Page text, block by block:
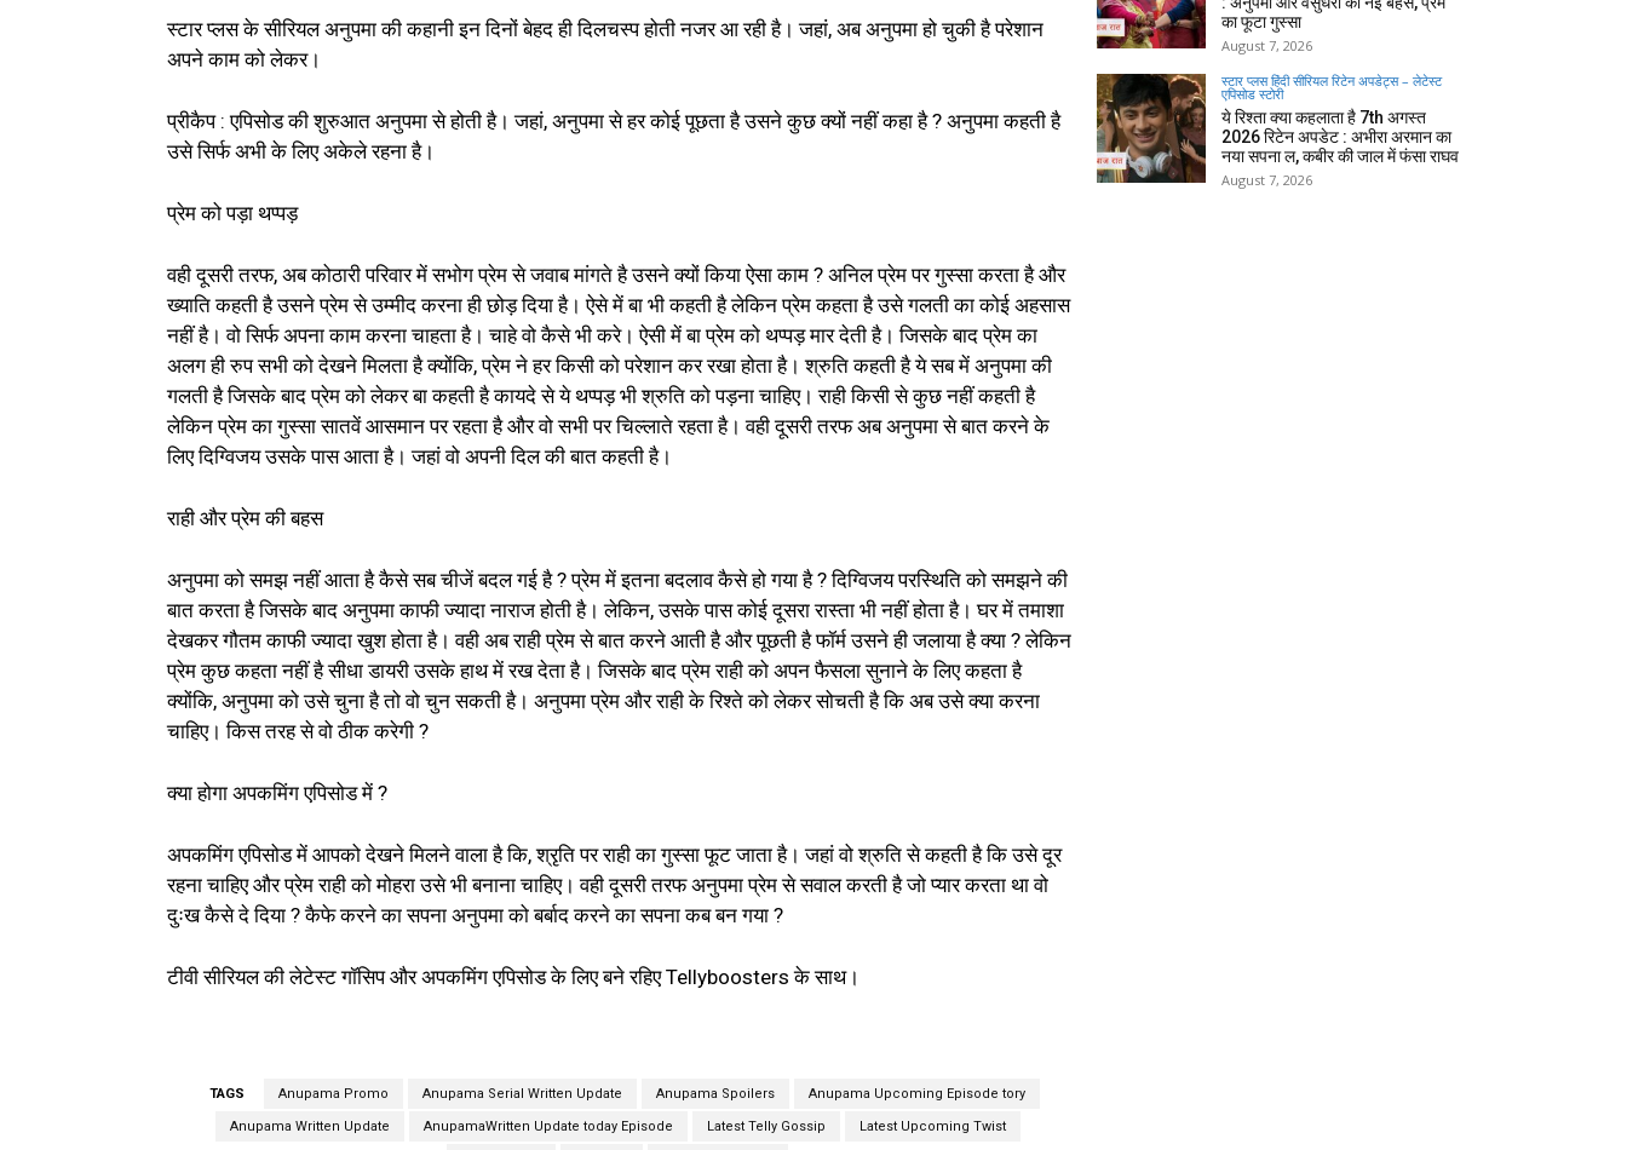
स्टार प्लस के सीरियल अनुपमा की कहानी इन दिनों बेहद ही दिलचस्प होती नजर आ रही है। जहां, अब अनुपमा हो चुकी है परेशान
अपने काम को लेकर।
प्रीकैप : एपिसोड की शुरुआत अनुपमा से होती है। जहां, अनुपमा से हर कोई पूछता है उसने कुछ क्यों नहीं कहा है ? अनुपमा कहती है
उसे सिर्फ अभी के लिए अकेले रहना है।
प्रेम को पड़ा थप्पड़
वही दूसरी तरफ, अब कोठारी परिवार में सभोग प्रेम से जवाब मांगते है उसने क्यों किया ऐसा काम ? अनिल प्रेम पर गुस्सा करता है और
ख्याति कहती है उसने प्रेम से उम्मीद करना ही छोड़ दिया है। ऐसे में बा भी कहती है लेकिन प्रेम कहता है उसे गलती का कोई अहसास
नहीं है। वो सिर्फ अपना काम करना चाहता है। चाहे वो कैसे भी करे। ऐसी में बा प्रेम को थप्पड़ मार देती है। जिसके बाद प्रेम का
अलग ही रुप सभी को देखने मिलता है क्योंकि, प्रेम ने हर किसी को परेशान कर रखा होता है। श्रुति कहती है ये सब में अनुपमा की
गलती है जिसके बाद प्रेम को लेकर बा कहती है कायदे से ये थप्पड़ भी श्रुति को पड़ना चाहिए। राही किसी से कुछ नहीं कहती है
लेकिन प्रेम का गुस्सा सातवें आसमान पर रहता है और वो सभी पर चिल्लाते रहता है। वही दूसरी तरफ अब अनुपमा से बात करने के
लिए दिग्विजय उसके पास आता है। जहां वो अपनी दिल की बात कहती है।
राही और प्रेम की बहस
अनुपमा को समझ नहीं आता है कैसे सब चीजें बदल गई है ? प्रेम में इतना बदलाव कैसे हो गया है ? दिग्विजय परस्थिति को समझने की
बात करता है जिसके बाद अनुपमा काफी ज्यादा नाराज होती है। लेकिन, उसके पास कोई दूसरा रास्ता भी नहीं होता है। घर में तमाशा
देखकर गौतम काफी ज्यादा खुश होता है। वही अब राही प्रेम से बात करने आती है और पूछती है फॉर्म उसने ही जलाया है क्या ? लेकिन
प्रेम कुछ कहता नहीं है सीधा डायरी उसके हाथ में रख देता है। जिसके बाद प्रेम राही को अपन फैसला सुनाने के लिए कहता है
क्योंकि, अनुपमा को उसे चुना है तो वो चुन सकती है। अनुपमा प्रेम और राही के रिश्ते को लेकर सोचती है कि अब उसे क्या करना
चाहिए। किस तरह से वो ठीक करेगी ?
क्या होगा अपकमिंग एपिसोड में ?
अपकमिंग एपिसोड में आपको देखने मिलने वाला है कि, श्रृति पर राही का गुस्सा फूट जाता है। जहां वो श्रुति से कहती है कि उसे दूर
रहना चाहिए और प्रेम राही को मोहरा उसे भी बनाना चाहिए। वही दूसरी तरफ अनुपमा प्रेम से सवाल करती है जो प्यार करता था वो
दुःख कैसे दे दिया ? कैफे करने का सपना अनुपमा को बर्बाद करने का सपना कब बन गया ?
टीवी सीरियल की लेटेस्ट गॉसिप और अपकमिंग एपिसोड के लिए बने रहिए Tellyboosters के साथ।
TAGS Anupama Promo Anupama Serial Written Update Anupama Spoilers Anupama Upcoming Episode tory
Anupama Written Update AnupamaWritten Update today Episode Latest Telly Gossip Latest Upcoming Twist
का फूटा गुस्सा
August 7, 2026
स्टार प्लस हिंदी सीरियल रिटेन अपडेट्स – लेटेस्ट
एपिसोड स्टोरी
ये रिश्ता क्या कहलाता है 7th अगस्त
2026 रिटेन अपडेट : अभीरा अरमान का
नया सपना ल, कबीर की जाल में फंसा राघव
August 7, 2026